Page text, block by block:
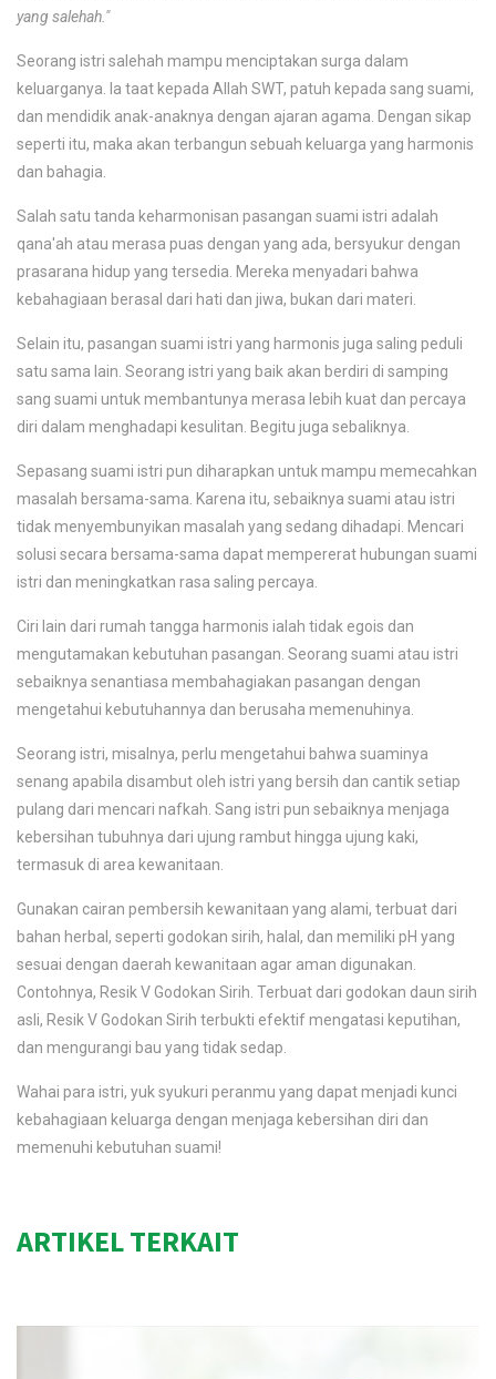
yang salehah."
Seorang istri salehah mampu menciptakan surga dalam
keluarganya. Ia taat kepada Allah SWT, patuh kepada sang suami,
dan mendidik anak-anaknya dengan ajaran agama. Dengan sikap
seperti itu, maka akan terbangun sebuah keluarga yang harmonis
dan bahagia.
Salah satu tanda keharmonisan pasangan suami istri adalah
qana'ah atau merasa puas dengan yang ada, bersyukur dengan
prasarana hidup yang tersedia. Mereka menyadari bahwa
kebahagiaan berasal dari hati dan jiwa, bukan dari materi.
Selain itu, pasangan suami istri yang harmonis juga saling peduli
satu sama lain. Seorang istri yang baik akan berdiri di samping
sang suami untuk membantunya merasa lebih kuat dan percaya
diri dalam menghadapi kesulitan. Begitu juga sebaliknya.
Sepasang suami istri pun diharapkan untuk mampu memecahkan
masalah bersama-sama. Karena itu, sebaiknya suami atau istri
tidak menyembunyikan masalah yang sedang dihadapi. Mencari
solusi secara bersama-sama dapat mempererat hubungan suami
istri dan meningkatkan rasa saling percaya.
Ciri lain dari rumah tangga harmonis ialah tidak egois dan
mengutamakan kebutuhan pasangan. Seorang suami atau istri
sebaiknya senantiasa membahagiakan pasangan dengan
mengetahui kebutuhannya dan berusaha memenuhinya.
Seorang istri, misalnya, perlu mengetahui bahwa suaminya
senang apabila disambut oleh istri yang bersih dan cantik setiap
pulang dari mencari nafkah. Sang istri pun sebaiknya menjaga
kebersihan tubuhnya dari ujung rambut hingga ujung kaki,
termasuk di area kewanitaan.
Gunakan cairan pembersih kewanitaan yang alami, terbuat dari
bahan herbal, seperti godokan sirih, halal, dan memiliki pH yang
sesuai dengan daerah kewanitaan agar aman digunakan.
Contohnya, Resik V Godokan Sirih. Terbuat dari godokan daun sirih
asli, Resik V Godokan Sirih terbukti efektif mengatasi keputihan,
dan mengurangi bau yang tidak sedap.
Wahai para istri, yuk syukuri peranmu yang dapat menjadi kunci
kebahagiaan keluarga dengan menjaga kebersihan diri dan
memenuhi kebutuhan suami!
ARTIKEL TERKAIT